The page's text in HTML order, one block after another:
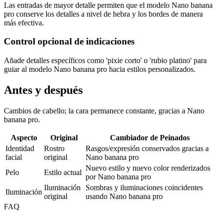
Las entradas de mayor detalle permiten que el modelo Nano banana
pro conserve los detalles a nivel de hebra y los bordes de manera
más efectiva.
Control opcional de indicaciones
Añade detalles específicos como 'pixie corto' o 'rubio platino' para
guiar al modelo Nano banana pro hacia estilos personalizados.
Antes y después
Cambios de cabello; la cara permanece constante, gracias a Nano
banana pro.
Aspecto Original
Cambiador de Peinados
Identidad
facial
Rostro
original
Rasgos/expresión conservados gracias a
Nano banana pro
Pelo
Estilo actual
Nuevo estilo y nuevo color renderizados
por Nano banana pro
Iluminación
Iluminación
original
Sombras y iluminaciones coincidentes
usando Nano banana pro
FAQ